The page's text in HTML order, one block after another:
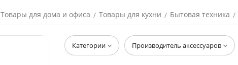
Товары для дома и офиса / Товары для кухни / Бытовая техника /
Категории Производитель аксессуаров